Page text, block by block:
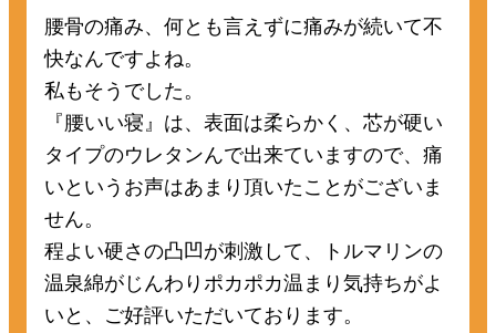
腰骨の痛み、何とも言えずに痛みが続いて不
快なんですよね。
私もそうでした。
『腰いい寝』は、表面は柔らかく、芯が硬い
タイプのウレタンんで出来ていますので、痛
いというお声はあまり頂いたことがございま
せん。
程よい硬さの凸凹が刺激して、トルマリンの
温泉綿がじんわりポカポカ温まり気持ちがよ
いと、ご好評いただいております。